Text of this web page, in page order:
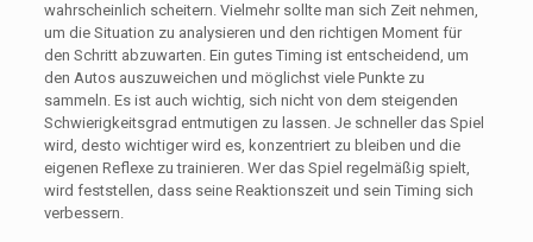
wahrscheinlich scheitern. Vielmehr sollte man sich Zeit nehmen,
um die Situation zu analysieren und den richtigen Moment für
den Schritt abzuwarten. Ein gutes Timing ist entscheidend, um
den Autos auszuweichen und möglichst viele Punkte zu
sammeln. Es ist auch wichtig, sich nicht von dem steigenden
Schwierigkeitsgrad entmutigen zu lassen. Je schneller das Spiel
wird, desto wichtiger wird es, konzentriert zu bleiben und die
eigenen Reflexe zu trainieren. Wer das Spiel regelmäßig spielt,
wird feststellen, dass seine Reaktionszeit und sein Timing sich
verbessern.